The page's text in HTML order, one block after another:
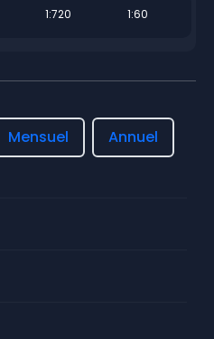
1:720 1:60
Mensuel Annuel